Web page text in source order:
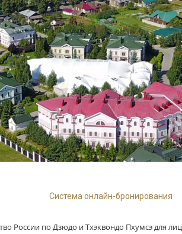
Система онлайн-бронирования
России по Дзюдо и Тхэквондо Пхумсэ для